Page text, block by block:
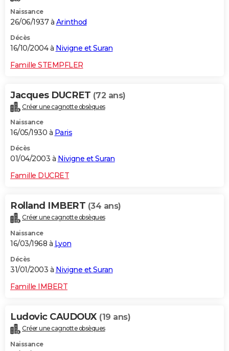
Naissance
26/06/1937 à Arinthod
Décès
16/10/2004 à Nivigne et Suran
Famille STEMPFLER
Jacques DUCRET (72 ans)
Créer une cagnotte obsèques
Naissance
16/05/1930 à Paris
Décès
01/04/2003 à Nivigne et Suran
Famille DUCRET
Rolland IMBERT (34 ans)
Créer une cagnotte obsèques
Naissance
16/03/1968 à Lyon
Décès
31/01/2003 à Nivigne et Suran
Famille IMBERT
Ludovic CAUDOUX (19 ans)
Créer une cagnotte obsèques
Naissance